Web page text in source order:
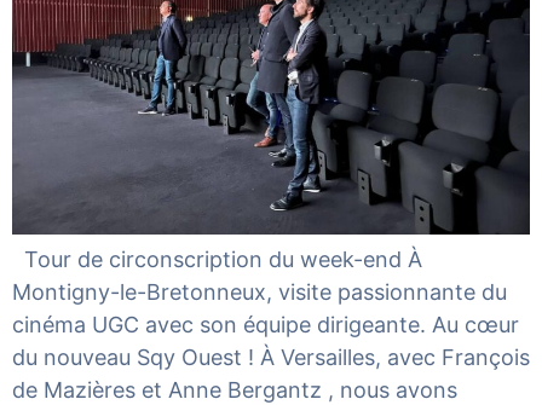
Tour de circonscription du week-end À
Montigny-le-Bretonneux, visite passionnante du
cinéma UGC avec son équipe dirigeante. Au cœur
du nouveau Sqy Ouest ! À Versailles, avec François
de Mazières et Anne Bergantz , nous avons